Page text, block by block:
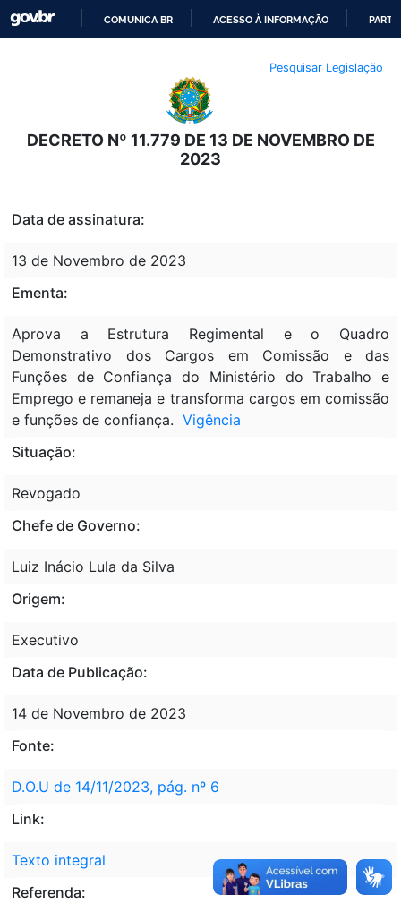
O
CONTEÚDO
COMUNICA BR ACESSO À INFORMAÇÃO
Pesquisar Legislação
DECRETO Nº 11.779 DE 13 DE NOVEMBRO DE
2023
Data de assinatura:
13 de Novembro de 2023
Ementa:
Aprova a Estrutura Regimental e o Quadro
Demonstrativo dos Cargos em Comissão e das
Funções de Confiança do Ministério do Trabalho e
Emprego e remaneja e transforma cargos em comissão
e funções de confiança. Vigência
Situação:
Revogado
Chefe de Governo:
Luiz Inácio Lula da Silva
Origem:
Executivo
Data de Publicação:
14 de Novembro de 2023
Fonte:
D.O.U de 14/11/2023, pág. nº 6
Link:
Texto integral
Referenda: